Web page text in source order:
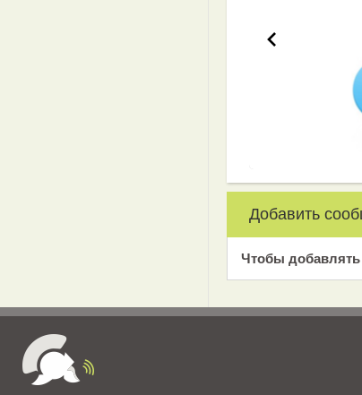
Добавить
Чтобы